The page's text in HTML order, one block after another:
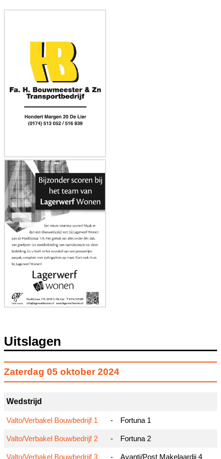
Uitslagen
Zaterdag 05 oktober 2024
Wedstrijd
Valto/Verbakel Bouwbedrijf 1 - Fortuna 1
Valto/Verbakel Bouwbedrijf 2 - Fortuna 2
Valto/Verbakel Bouwbedrijf 3 - Avanti/Post Makelaardij 4